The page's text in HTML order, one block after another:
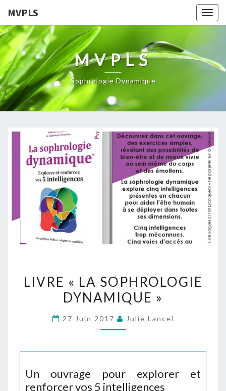
MVPLS
MVPLS
Sophrologie Dynamique
« LA
SOPHROLOGIE
LIVRE « LA SOPHROLOGIE
DYNAMIQUE »
27 Juin 2017 Julie Lancel
Un ouvrage pour explorer et
renforcer vos 5 intelligences